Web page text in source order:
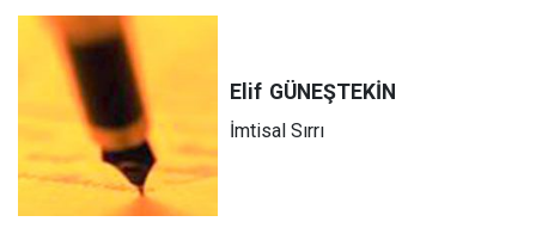
Elif GÜNEŞTEKİN
İmtisal Sırrı